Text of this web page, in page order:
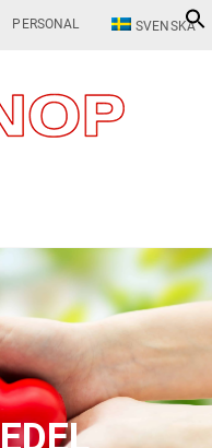
PERSONAL SVENSKA